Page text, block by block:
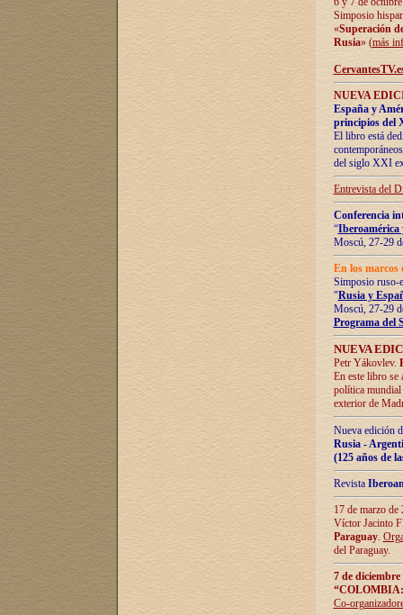
Simposio
«Superación
Rusia» (más
NUEVA
España y
principios del
El libro está
del siglo XXI
Entrevista del
Conferencia
“Iberoamérica
Moscú, 27-29
En los marcos
Simposio ruso-
"Rusia y
Moscú, 27-29
Programa del
NUEVA
Petr Yákovlev.
En este libro se
política mundial
exterior de
Nueva edición
Rusia -
(125 años de
Revista
17 de marzo
Víctor Jacinto
Paraguay.
del Paraguay.
7 de
Co-